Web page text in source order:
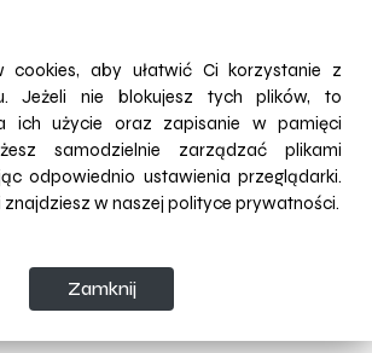
- Bartłomiej Juszczyk (Korona
Tynor (Wisła Kraków) - 7 goli
- Damian Skowronek (Piast
cookies, aby ułatwić Ci korzystanie z
Jeżeli nie blokujesz tych plików, to
ich użycie oraz zapisanie w pamięci
samodzielnie zarządzać plikami
odpowiednio ustawienia przeglądarki.
w naszej polityce prywatności.
Zamknij